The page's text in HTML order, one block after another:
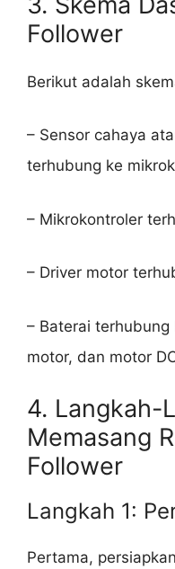
Follower
Berikut adalah
– Sensor cahaya
terhubung ke
– Mikrokontroler
– Driver motor
– Baterai
motor, dan motor
4. Langkah-
Memasang
Follower
Langkah 1:
Pertama,